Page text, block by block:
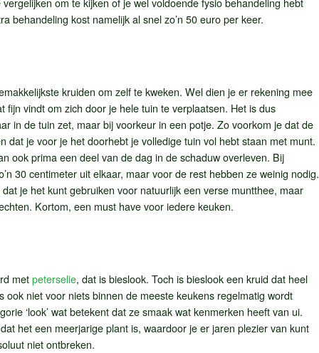
behandeling kost namelijk al snel zo’n 50 euro per keer.
kruiden om zelf te kweken. Wel dien je er rekening mee
fijn vindt om zich door je hele tuin te verplaatsen. Het is dus
in de tuin zet, maar bij voorkeur in een potje. Zo voorkom je dat de
dat je voor je het doorhebt je volledige tuin vol hebt staan met munt.
ook prima een deel van de dag in de schaduw overleven. Bij
30 centimeter uit elkaar, maar voor de rest hebben ze weinig nodig.
je het kunt gebruiken voor natuurlijk een verse muntthee, maar
Kortom, een must have voor iedere keuken.
metpeterselie, dat is bieslook. Toch is bieslook een kruid dat heel
ook niet voor niets binnen de meeste keukens regelmatig wordt
‘look’ wat betekent dat ze smaak wat kenmerken heeft van ui.
het een meerjarige plant is, waardoor je er jaren plezier van kunt
niet ontbreken.